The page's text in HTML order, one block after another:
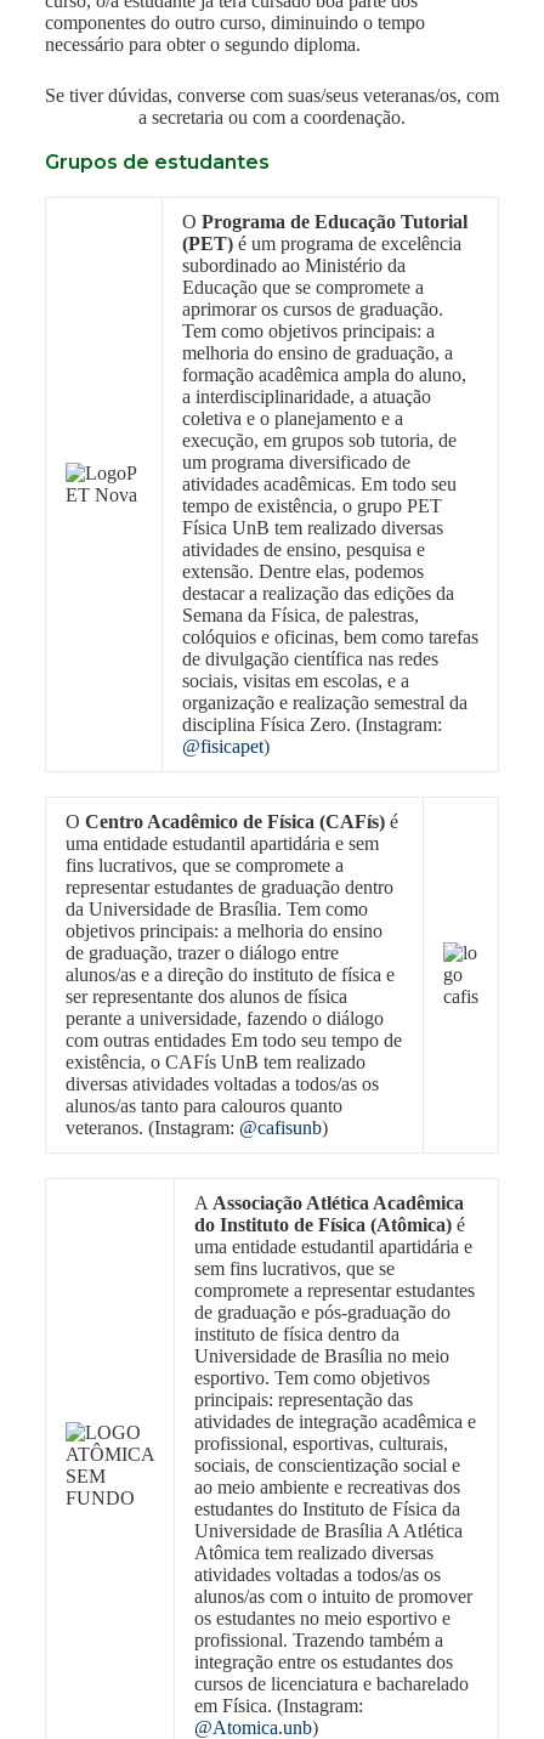
componentes do outro curso, diminuindo o tempo
necessário para obter o segundo diploma.
Se tiver dúvidas, converse com suas/seus veteranas/os, com
a secretaria ou com a coordenação.
Grupos de estudantes
O Programa de Educação Tutorial
(PET)é um programa de excelência
subordinado ao Ministério da
Educação que se compromete a
aprimorar os cursos de graduação.
Tem como objetivos principais: a
melhoria do ensino de graduação, a
formação acadêmica ampla do aluno,
a interdisciplinaridade, a atuação
coletiva e o planejamento e a
execução, em grupos sob tutoria, de
um programa diversificado de
atividades acadêmicas. Em todo seu
tempo de existência, o grupo PET
Física UnB tem realizado diversas
atividades de ensino, pesquisa e
extensão. Dentre elas, podemos
destacar a realização das edições da
Semana da Física, de palestras,
colóquios e oficinas, bem como tarefas
de divulgação científica nas redes
sociais, visitas em escolas, e a
organização e realização semestral da
disciplina Física Zero. (Instagram:
@fisicapet)
O Centro Acadêmico de Física (CAFís)é
uma entidade estudantil apartidária e sem
fins lucrativos, que se compromete a
representar estudantes de graduação dentro
da Universidade de Brasília. Tem como
objetivos principais: a melhoria do ensino
de graduação, trazer o diálogo entre
alunos/as e a direção do instituto de física e
ser representante dos alunos de física
perante a universidade, fazendo o diálogo
com outras entidades Em todo seu tempo de
existência, o CAFís UnB tem realizado
diversas atividades voltadas a todos/as os
alunos/as tanto para calouros quanto
veteranos. (Instagram: @cafisunb)
A AssociaçãoAtlética Acadêmica
do Instituto de Física (Atômica)é
uma entidade estudantil apartidária e
sem fins lucrativos, que se
compromete a representar estudantes
de graduação e pós-graduação do
instituto de física dentro da
Universidade de Brasília no meio
esportivo. Tem como objetivos
principais: representação das
atividades de integração acadêmica e
profissional, esportivas, culturais,
sociais, de conscientização social e
ao meio ambiente e recreativas dos
estudantes do Instituto de Física da
Universidade de Brasília A Atlética
Atômica tem realizado diversas
atividades voltadas a todos/as os
alunos/as com o intuito de promover
os estudantes no meio esportivo e
profissional. Trazendo também a
integração entre os estudantes dos
cursos de licenciatura e bacharelado
em Física. (Instagram:
@Atomica.unb)